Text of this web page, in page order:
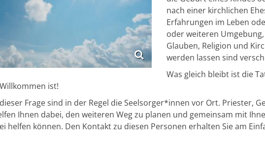
nach einer kirchlichen
Erfahrungen im Leben
oder weiteren
Glauben, Religion und
werden lassen sind
Was gleich bleibt ist die
ist!
Frage sind in der Regel die Seelsorger*innen vor Ort. Priester,
Ihnen dabei, den weiteren Weg zu planen und gemeinsam mit
helfen können. Den Kontakt zu diesen Personen erhalten Sie am